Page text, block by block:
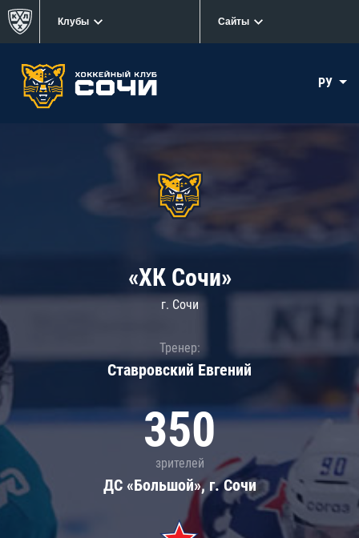
Клубы Сайты
РУ
«ХК Сочи»
г. Сочи
Тренер:
Ставровский Евгений
350
зрителей
ДС «Большой», г. Сочи